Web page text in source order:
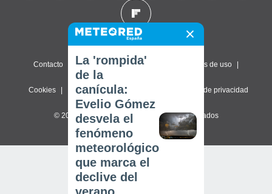
Contacto Sobre nosotros Términos de uso
Cookies Política de privacidad Configuración de privacidad
© 2026 Meteored. Todos los derechos reservados
La 'rompida'
de la
canícula:
Evelio Gómez
desvela el
fenómeno
meteorológico
que marca el
declive del